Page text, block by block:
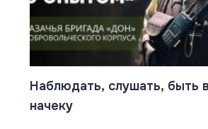
Наблюдать, слушать, быть
начеку